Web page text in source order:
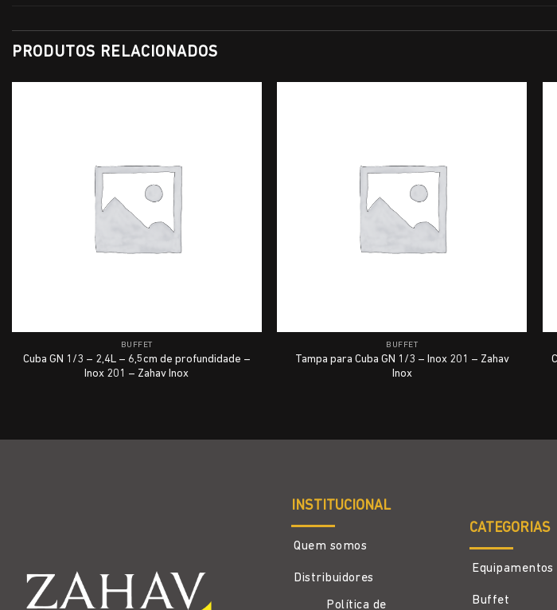
PRODUTOS RELACIONADOS
BUFFET
Cuba GN 1/3 – 2,4L – 6,5cm de profundidade –
Inox 201 – Zahav Inox
BUFFET
Tampa para Cuba GN 1/3 – Inox 201 – Zahav
Inox
INSTITUCIONAL
Quem somos
Distribuidores
Política de
CATEGORIAS
Equipamentos
Buffet